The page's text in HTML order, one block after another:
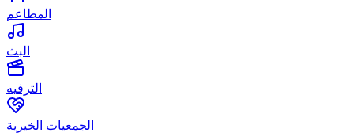
المطاعم
البث
الترفيه
الجمعيات الخيرية